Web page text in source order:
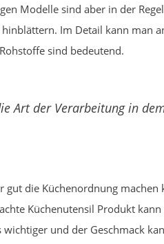
Modelle sind aber in der Regel
Im Detail kann man
sind bedeutend.
Art der Verarbeitung in
gut die Küchenordnung machen
Küchenutensil Produkt kann
und der Geschmack